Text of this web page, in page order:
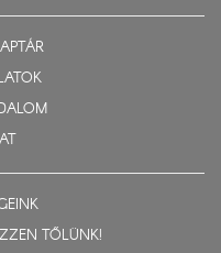
TŐLÜNK!